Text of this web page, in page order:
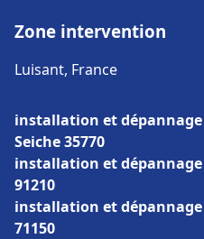
Zone intervention
Luisant, France
installation et
Seiche 35770
installation et
91210
installation et
71150